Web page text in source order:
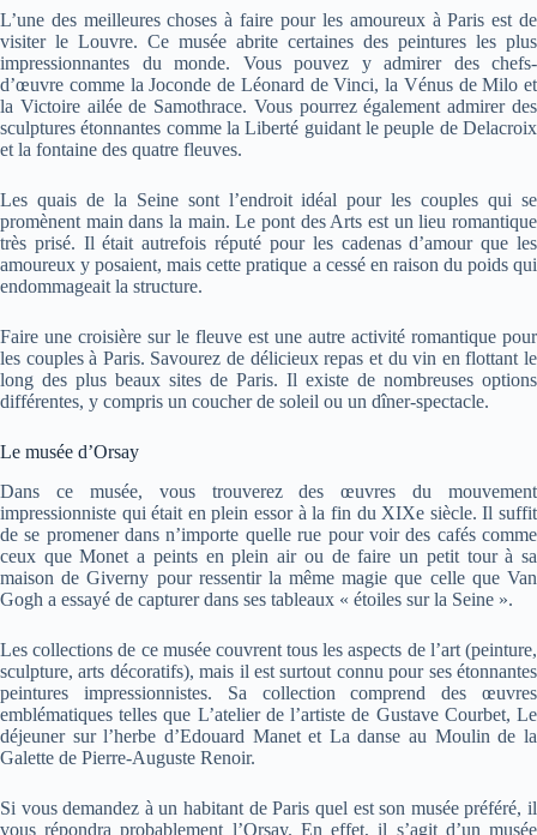
L’une des meilleures choses à faire pour les amoureux à Paris est de
visiter le Louvre. Ce musée abrite certaines des peintures les plus
impressionnantes du monde. Vous pouvez y admirer des chefs-
d’œuvre comme la Joconde de Léonard de Vinci, la Vénus de Milo et
la Victoire ailée de Samothrace. Vous pourrez également admirer des
sculptures étonnantes comme la Liberté guidant le peuple de Delacroix
et la fontaine des quatre fleuves.
Les quais de la Seine sont l’endroit idéal pour les couples qui se
promènent main dans la main. Le pont des Arts est un lieu romantique
très prisé. Il était autrefois réputé pour les cadenas d’amour que les
amoureux y posaient, mais cette pratique a cessé en raison du poids qui
endommageait la structure.
Faire une croisière sur le fleuve est une autre activité romantique pour
les couples à Paris. Savourez de délicieux repas et du vin en flottant le
long des plus beaux sites de Paris. Il existe de nombreuses options
différentes, y compris un coucher de soleil ou un dîner-spectacle.
Le musée d’Orsay
Dans ce musée, vous trouverez des œuvres du mouvement
impressionniste qui était en plein essor à la fin du XIXe siècle. Il suffit
de se promener dans n’importe quelle rue pour voir des cafés comme
ceux que Monet a peints en plein air ou de faire un petit tour à sa
maison de Giverny pour ressentir la même magie que celle que Van
Gogh a essayé de capturer dans ses tableaux « étoiles sur la Seine ».
Les collections de ce musée couvrent tous les aspects de l’art (peinture,
sculpture, arts décoratifs), mais il est surtout connu pour ses étonnantes
peintures impressionnistes. Sa collection comprend des œuvres
emblématiques telles que L’atelier de l’artiste de Gustave Courbet, Le
déjeuner sur l’herbe d’Edouard Manet et La danse au Moulin de la
Galette de Pierre-Auguste Renoir.
Si vous demandez à un habitant de Paris quel est son musée préféré, il
vous répondra probablement l’Orsay. En effet, il s’agit d’un musée